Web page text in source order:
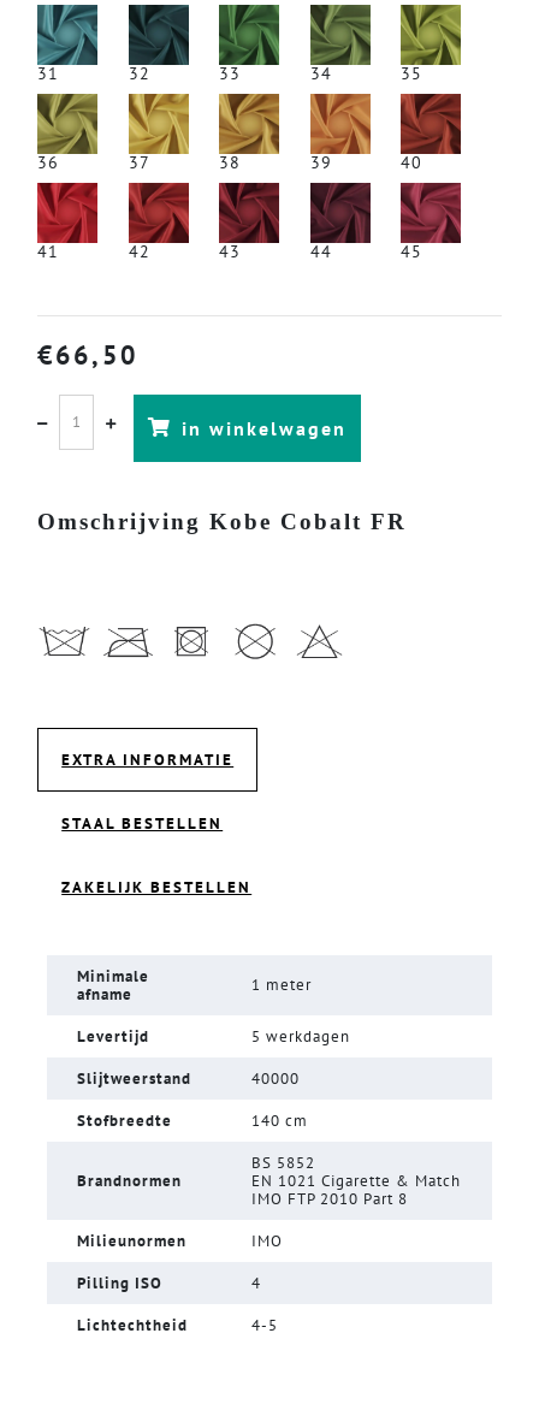
31 32 33 34 35
36 37 38 39 40
41 42 43 44 45
€66,50
in winkelwagen
Omschrijving Kobe Cobalt FR
EXTRA INFORMATIE
STAAL BESTELLEN
ZAKELIJK BESTELLEN
Minimale
afname
1 meter
Levertijd 5 werkdagen
Slijtweerstand 40000
Stofbreedte 140 cm
Brandnormen
BS 5852
EN 1021 Cigarette & Match
IMO FTP 2010 Part 8
Milieunormen IMO
Pilling ISO 4
Lichtechtheid 4-5